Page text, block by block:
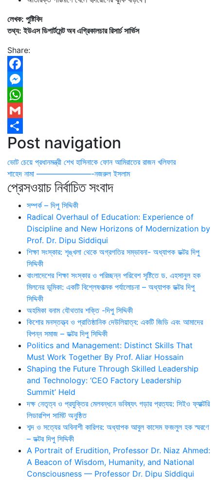
লেখক: পুষ্টিবিদ
তথ্য: ইউএস ডিপার্টমেন্ট অব এগ্রিকালচার রিসার্চ সার্ভিস
Share:
Facebook
Messenger
WhatsApp
Gmail
Share
Post navigation
ভোট চেয়ে প্রধানমন্ত্রী শেখ হাসিনাকে ফোন আমিরাতের রাজন খলিফার
শাহেদ নামা ———————-নজরুল ইসলাম
প্রেসওয়াচ নির্বাচিত সংবাদ
সম্পর্ক – দিপু সিদ্দিকী
Radical Overhaul of Education: Experience of
Discipline and New Horizons of Modernization by
Prof. Dr. Dipu Siddiqui
শিক্ষা সংস্কার: শৃঙ্খলা থেকে অগ্রগতির সম্ভাবনা- অধ্যাপক ডক্টর দিপু
সিদ্দিকী
বাংলাদেশের শিক্ষা সংস্কার ও পরিচ্ছন্ন পরিবেশ সৃষ্টিতে ড. এহসানুল হক
মিলনের ভূমিকা: একটি বিশ্লেষণাত্মক পর্যালোচনা – অধ্যাপক ডক্টর দিপু
সিদ্দিকী
অহমিকা বনাম যৌথতার শক্তি -দিপু সিদ্দিকী
কিশোর মনস্তত্ত্ব ও প্রাতিষ্ঠানিক দেউলিয়াত্ব: একটি জিডি এবং আমাদের
বিপন্ন সমাজ – ডক্টর দিপু সিদ্দিকী
Politics and Management: Distinct Skills That
Must Work Together By Prof. Aliar Hossain
Shaping the Future Through Skilled Leadership
and Technology: ‘CEO Factory Leadership
Summit’ Held
দক্ষ নেতৃত্ব ও প্রযুক্তির মেলবন্ধনে ভবিষ্যৎ গড়ার প্রত্যয়: সিইও ফ্যাক্টরি
লিডারশিপ সামিট অনুষ্ঠিত
শব্দ ও সত্যের অবিনাশী কারিগর: অধ্যাপক আবুল কাসেম ফজলুল হক স্মরণে
– ডক্টর দিপু সিদ্দিকী
A Portrait of Erudition, Professor Dr. Niaz Ahmed:
A Beacon of Wisdom, Humanity, and National
Consciousness — Professor Dr. Dipu Siddiqui